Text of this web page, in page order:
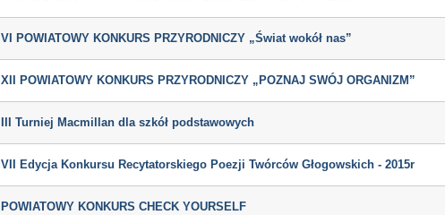
Wyniki etapu rejonowego VII Powiatowego Konkursu Geograficznego „W
POGONI ZA INDEKSEM”
WYNIKI ETAPU REJONOWEGO POWIATOWEGO KONKURSU „W POGONI ZA
VII Powiatowy Konkurs Geograficzny „W pogoni za indeksem”
INDEKSY ROZDANE
regulamin
sprawozdanie
VI POWIATOWY KONKURS PRZYRODNICZY „Świat wokół nas”
regulamin
sprawozdanie
XII POWIATOWY KONKURS PRZYRODNICZY „POZNAJ SWÓJ ORGANIZM”
regulamin
sprawozdanie
III Turniej Macmillan dla szkół podstawowych
regulamin
zgłoszenie
zakres materiału
test 1-3 – eliminacje
test 1-3 – eliminacje – klucz
VII Edycja Konkursu Recytatorskiego Poezji Twórców Głogowskich - 2015r
regulamin
karta zgłoszenia
POWIATOWY KONKURS CHECK YOURSELF